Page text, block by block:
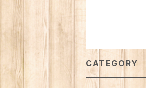
CATEGORY